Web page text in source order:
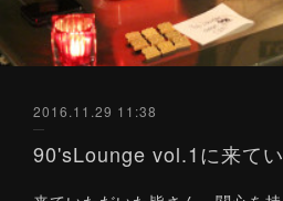
2016.11.29 11:38
90'sLounge vol.1に来て